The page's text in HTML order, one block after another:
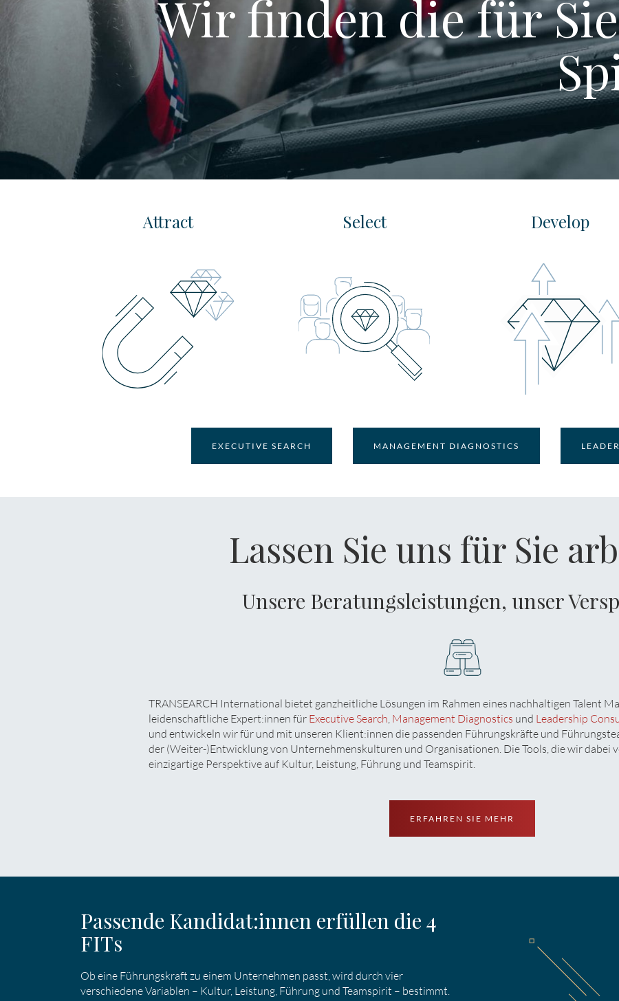
Wir finden die für
Attract Select Develop
EXECUTIVE SEARCH MANAGEMENT DIAGNOSTICS
Lassen Sie uns für Sie
Unsere Beratungsleistungen, unser
TRANSEARCH International bietet ganzheitliche Lösungen im Rahmen eines nachhaltigen Talent
leidenschaftliche Expert:innen für Executive Search Management Diagnostics und Leadership
und entwickeln wir für und mit unseren Klient:innen die passenden Führungskräfte und
der (Weiter-)Entwicklung von Unternehmenskulturen und Organisationen. Die Tools, die wir dabei
einzigartige Perspektive auf Kultur, Leistung, Führung und Teamspirit.
ERFAHREN SIE MEHR
Passende Kandidat:innen erfüllen die 4
FITs
Ob eine Führungskraft zu einem Unternehmen passt, wird durch vier
verschiedene Variablen – Kultur, Leistung, Führung und Teamspirit – bestimmt.